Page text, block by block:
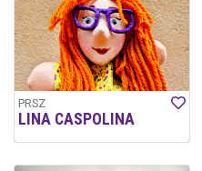
PRSZ
LINA CASPOLINA